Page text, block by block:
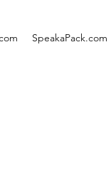
SpeakaPack.com